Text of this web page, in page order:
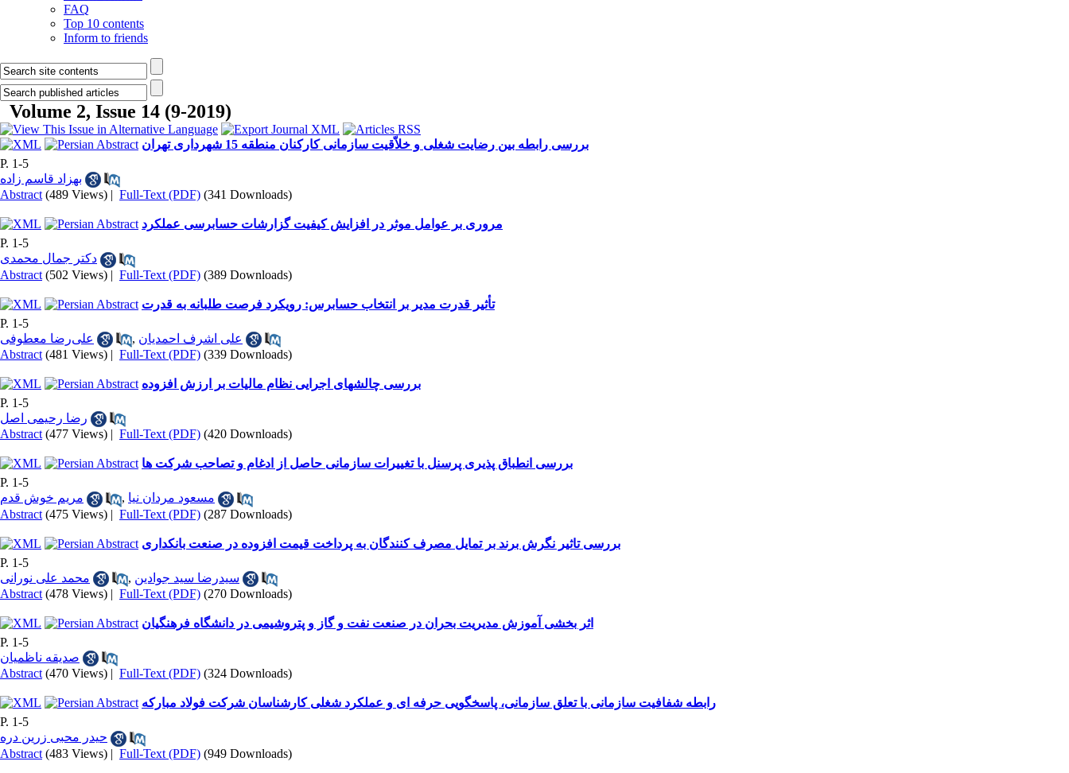
FAQ
Top 10 contents
Inform to friends
Volume 2, Issue 14 (9-2019)
بررسی رابطه بین رضایت شغلی و خلاّقیت سازمانی کارکنان منطقه 15 شهرداری تهران
P. 1-5
بهزاد قاسم زاده
Abstract (489 Views) | Full-Text (PDF) (341 Downloads)
مروری بر عوامل موثر در افزایش کیفیت گزارشات حسابرسی عملکرد
P. 1-5
دکتر جمال محمدی
Abstract (502 Views) | Full-Text (PDF) (389 Downloads)
تأثير قدرت مدیر بر انتخاب حسابرس: رویکرد فرصت طلبانه به قدرت
P. 1-5
علی‌رضا معطوفی
, علی اشرف احمدیان
Abstract (481 Views) | Full-Text (PDF) (339 Downloads)
P. 1-5
رضا رحیمی اصل
Abstract (477 Views) | Full-Text (PDF) (420 Downloads)
بررسی انطباق پذیری پرسنل با تغییرات سازمانی حاصل از ادغام و تصاحب شرکت ها
P. 1-5
مریم خوش قدم
, مسعود مردان نیا
Abstract (475 Views) | Full-Text (PDF) (287 Downloads)
بررسی تاثیر نگرش برند بر تمایل مصرف کنندگان به پرداخت قیمت افزوده در صنعت بانکداری
P. 1-5
محمد علی نورانی
, سیدرضا سید جوادین
Abstract (478 Views) | Full-Text (PDF) (270 Downloads)
اثر بخشی آموزش مدیریت بحران در صنعت نفت و گاز و پتروشیمی در دانشگاه فرهنگیان
P. 1-5
صدیقه ناظمیان
Abstract (470 Views) | Full-Text (PDF) (324 Downloads)
رابطه شفافیت سازمانی با تعلق سازمانی، پاسخگویی حرفه ای و عملکرد شغلی کارشناسان شرکت فولاد مبارکه
P. 1-5
حیدر محبی زرین دره
Abstract (483 Views) | Full-Text (PDF) (949 Downloads)